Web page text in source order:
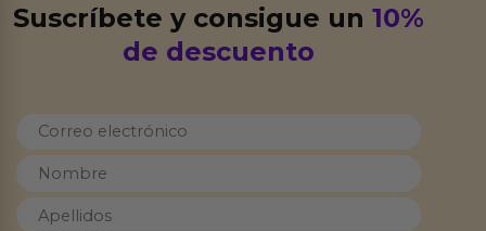
Suscríbete y consigue un10%
de descuento